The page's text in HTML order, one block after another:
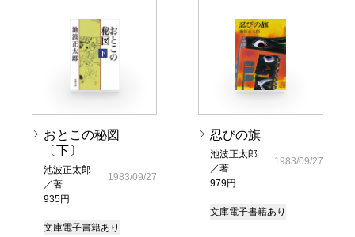
おとこの秘図
〔下〕
池波正太郎
／著
935円
1983/09/27
文庫電子書籍あり
忍びの旗
池波正太郎
／著
979円
1983/09/27
文庫電子書籍あり